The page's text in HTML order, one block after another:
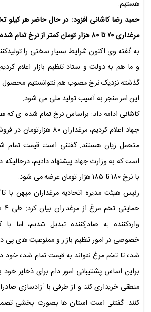
هستیم.
حمید رضا کاشانی افزود: در حال حاضر هر کیلو
مرغداری ۷۰ تا ۸۰ هزار تومان کمتر از نرخ تمام شده عرضه می شود.
به گفته وی اکنون شرایط بسیار سختی را
گذشته نزدیک نرخ مصوب هم نتوانستیم محصول
این امر منجر به آسیب تولید ملی می شود.
کاشانی ادامه داد: براساس نرخ تمام شده ای که
جهاد اعلام کردیم، مرغداران
است که به وزارت جهاد پیشنهاد دادیم،
با نرخ ۱۸۰ تا ۱۸۵ هزار تومان عرضه می شود.
رئیس هیئت مدیره اتحادیه مرغداران میهن با
واردکننده به صادرکننده تبدیل شدیم، اما
خصوصی در امور تنظیم بازار و ممنوعیت های
شده تا تخم مرغ نتواند به قیمت تمام شده خود
براین اساس پشتیبانی امور دام برای ذخایر خود
منطقی خریداری کند و از طرفی با آزادسازی
کنند. گفتنی است استان ها بصورت بخشی